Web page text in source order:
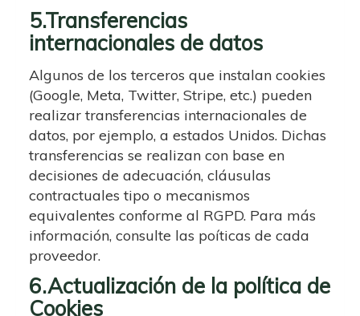
5.Transferencias
internacionales de datos
Algunos de los terceros que instalan cookies
(Google, Meta, Twitter, Stripe, etc.) pueden
realizar transferencias internacionales de
datos, por ejemplo, a estados Unidos. Dichas
transferencias se realizan con base en
decisiones de adecuación, cláusulas
contractuales tipo o mecanismos
equivalentes conforme al RGPD. Para más
información, consulte las poíticas de cada
proveedor.
6.Actualización de la política de
Cookies